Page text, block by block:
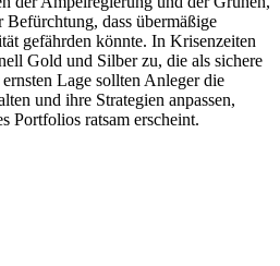
dass übermäßige
gefährden könnte. In Krisenzeiten
Gold und Silber zu, die als sichere
Lage sollten Anleger die
und ihre Strategien anpassen,
Portfolios ratsam erscheint.